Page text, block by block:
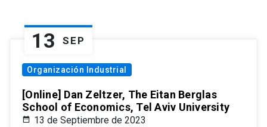
13 SEP
Organización Industrial
[Online] Dan Zeltzer, The Eitan Berglas
School of Economics, Tel Aviv University
13 de Septiembre de 2023